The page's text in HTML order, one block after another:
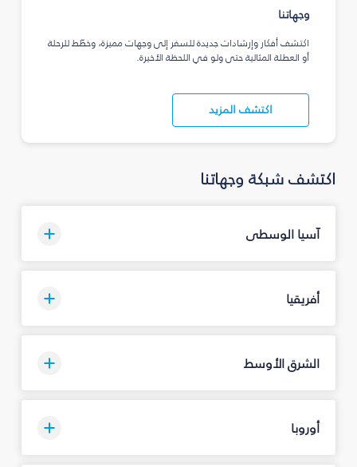
وجهاتنا
اكتشف أفكار وإرشادات جديدة للسفر إلى وجهات مميزة، وخطّط للرحلة
أو العطلة المثالية حتى ولو في اللحظة الأخيرة.
اكتشف المزيد
اكتشف شبكة وجهاتنا
آسيا الوسطى
أفريقيا
الشرق الأوسط
أوروبا